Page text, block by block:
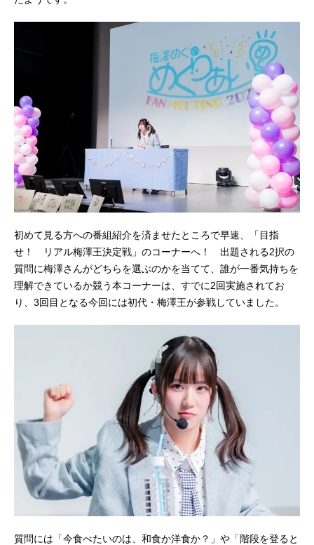
初めて見る方への番組紹介を済ませたところで早速、「目指
せ！ リアル梅澤王決定戦」のコーナーへ！ 出題される2択の
質問に梅澤さんがどちらを選ぶのかを当てて、誰が一番気持ちを
理解できているか競う本コーナーは、すでに2回実施されてお
り、3回目となる今回には初代・梅澤王が参戦していました。
質問には「今食べたいのは、和食か洋食か？」や「階段を登ると